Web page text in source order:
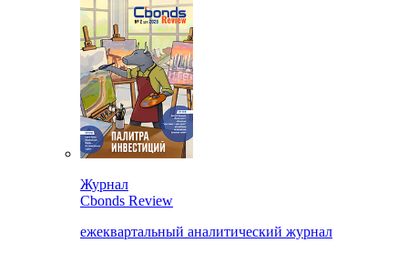
Журнал
Cbonds Review
ежеквартальный аналитический журнал